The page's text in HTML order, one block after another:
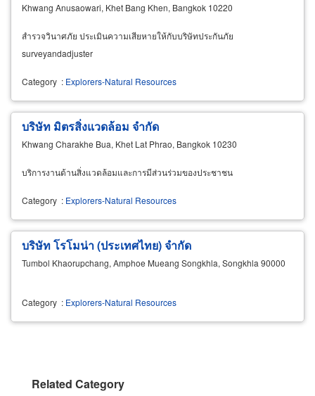
Khwang Anusaowari, Khet Bang Khen, Bangkok 10220
สำรวจวินาศภัย ประเมินความเสียหายให้กับบริษัทประกันภัย
surveyandadjuster
Category : Explorers-Natural Resources
บริษัท มิตรสิ่งแวดล้อม จำกัด
Khwang Charakhe Bua, Khet Lat Phrao, Bangkok 10230
บริการงานด้านสิ่งแวดล้อมและการมีส่วนร่วมของประชาชน
Category : Explorers-Natural Resources
บริษัท โรโมน่า (ประเทศไทย) จำกัด
Tumbol Khaorupchang, Amphoe Mueang Songkhla, Songkhla 90000
Category : Explorers-Natural Resources
Related Category